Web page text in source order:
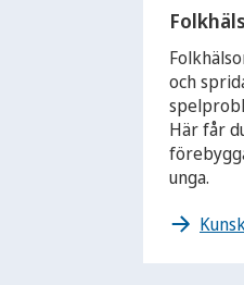
och
Här får
unga.